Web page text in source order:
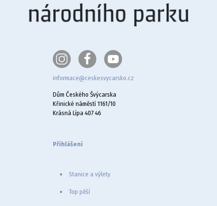
informace@ceskesvycarsko.cz
Dům Českého Švýcarska
Křinické náměstí 1161/10
Krásná Lípa 407 46
Přihlášení
Stanice a výlety
Top pěší